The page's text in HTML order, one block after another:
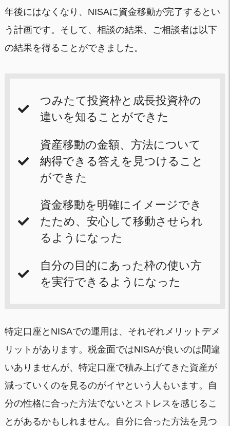
年後にはなくなり、NISAに資金移動が完了するとい
う計画です。そして、相談の結果、ご相談者は以下
の結果を得ることができました。
つみたて投資枠と成長投資枠の
違いを知ることができた
資産移動の金額、方法について
納得できる答えを見つけること
ができた
資金移動を明確にイメージでき
たため、安心して移動させられ
るようになった
自分の目的にあった枠の使い方
を実行できるようになった
特定口座とNISAでの運用は、それぞれメリットデメ
リットがあります。税金面ではNISAが良いのは間違
いありませんが、特定口座で積み上げてきた資産が
減っていくのを見るのがイヤという人もいます。自
分の性格に合った方法でないとストレスを感じるこ
とがあるかもしれません。自分に合った方法を見つ